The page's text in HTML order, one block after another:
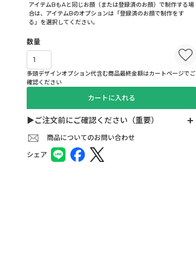
アイテムBもAと同じお顔（または登録済のお顔）で制作する場
合は、アイテムBのオプションは「登録済のお顔で制作をす
る」を選択してください。
多頭デザインオプション代含む商品最終金額はカートページでご
確認ください
カートに入れる
▶ご注文前にご確認ください（重要）
商品についてのお問い合わせ
シェア